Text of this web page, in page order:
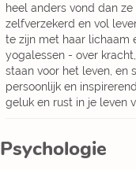
heel anders vond dan
zelfverzekerd en vol
te zijn met haar lichaam
yogalessen - over
staan voor het leven, en
persoonlijk en
geluk en rust in je leven
Psychologie